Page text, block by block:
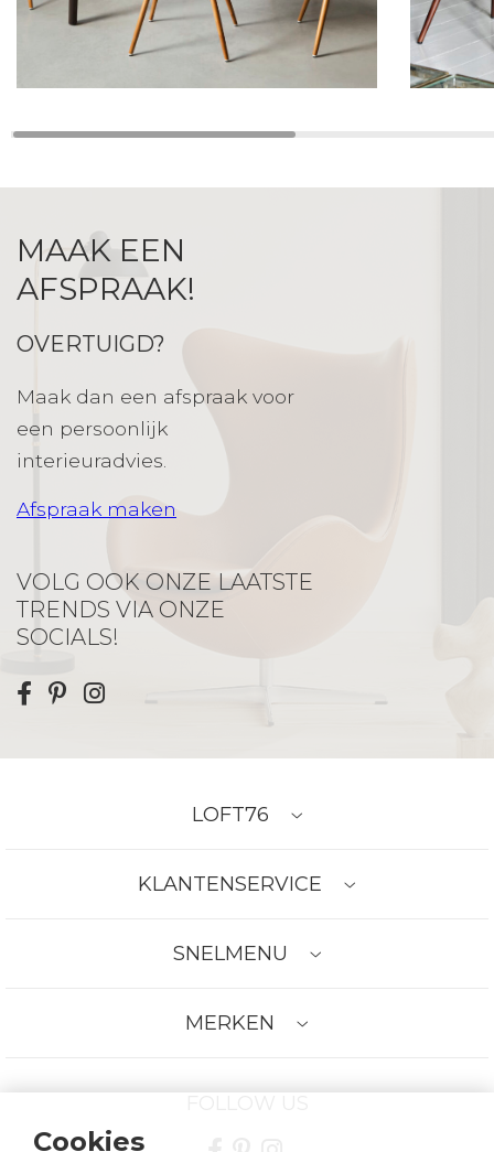
MAAK EEN
AFSPRAAK!
OVERTUIGD?
Maak dan een afspraak voor
een persoonlijk
interieuradvies.
Afspraak maken
VOLG OOK ONZE LAATSTE
TRENDS VIA ONZE
SOCIALS!
LOFT76
KLANTENSERVICE
SNELMENU
MERKEN
Cookies